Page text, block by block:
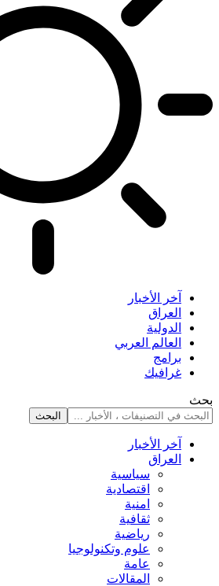
آخر الأخبار
العراق
الدولية
العالم العربي
برامج
غرافيك
بحث
آخر الأخبار
العراق
سياسية
اقتصادية
امنية
ثقافية
رياضية
علوم وتكنولوجيا
عامة
المقالات